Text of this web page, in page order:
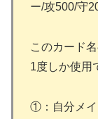
ー/攻500/守
このカード
1度しか使用
①：自分メイ